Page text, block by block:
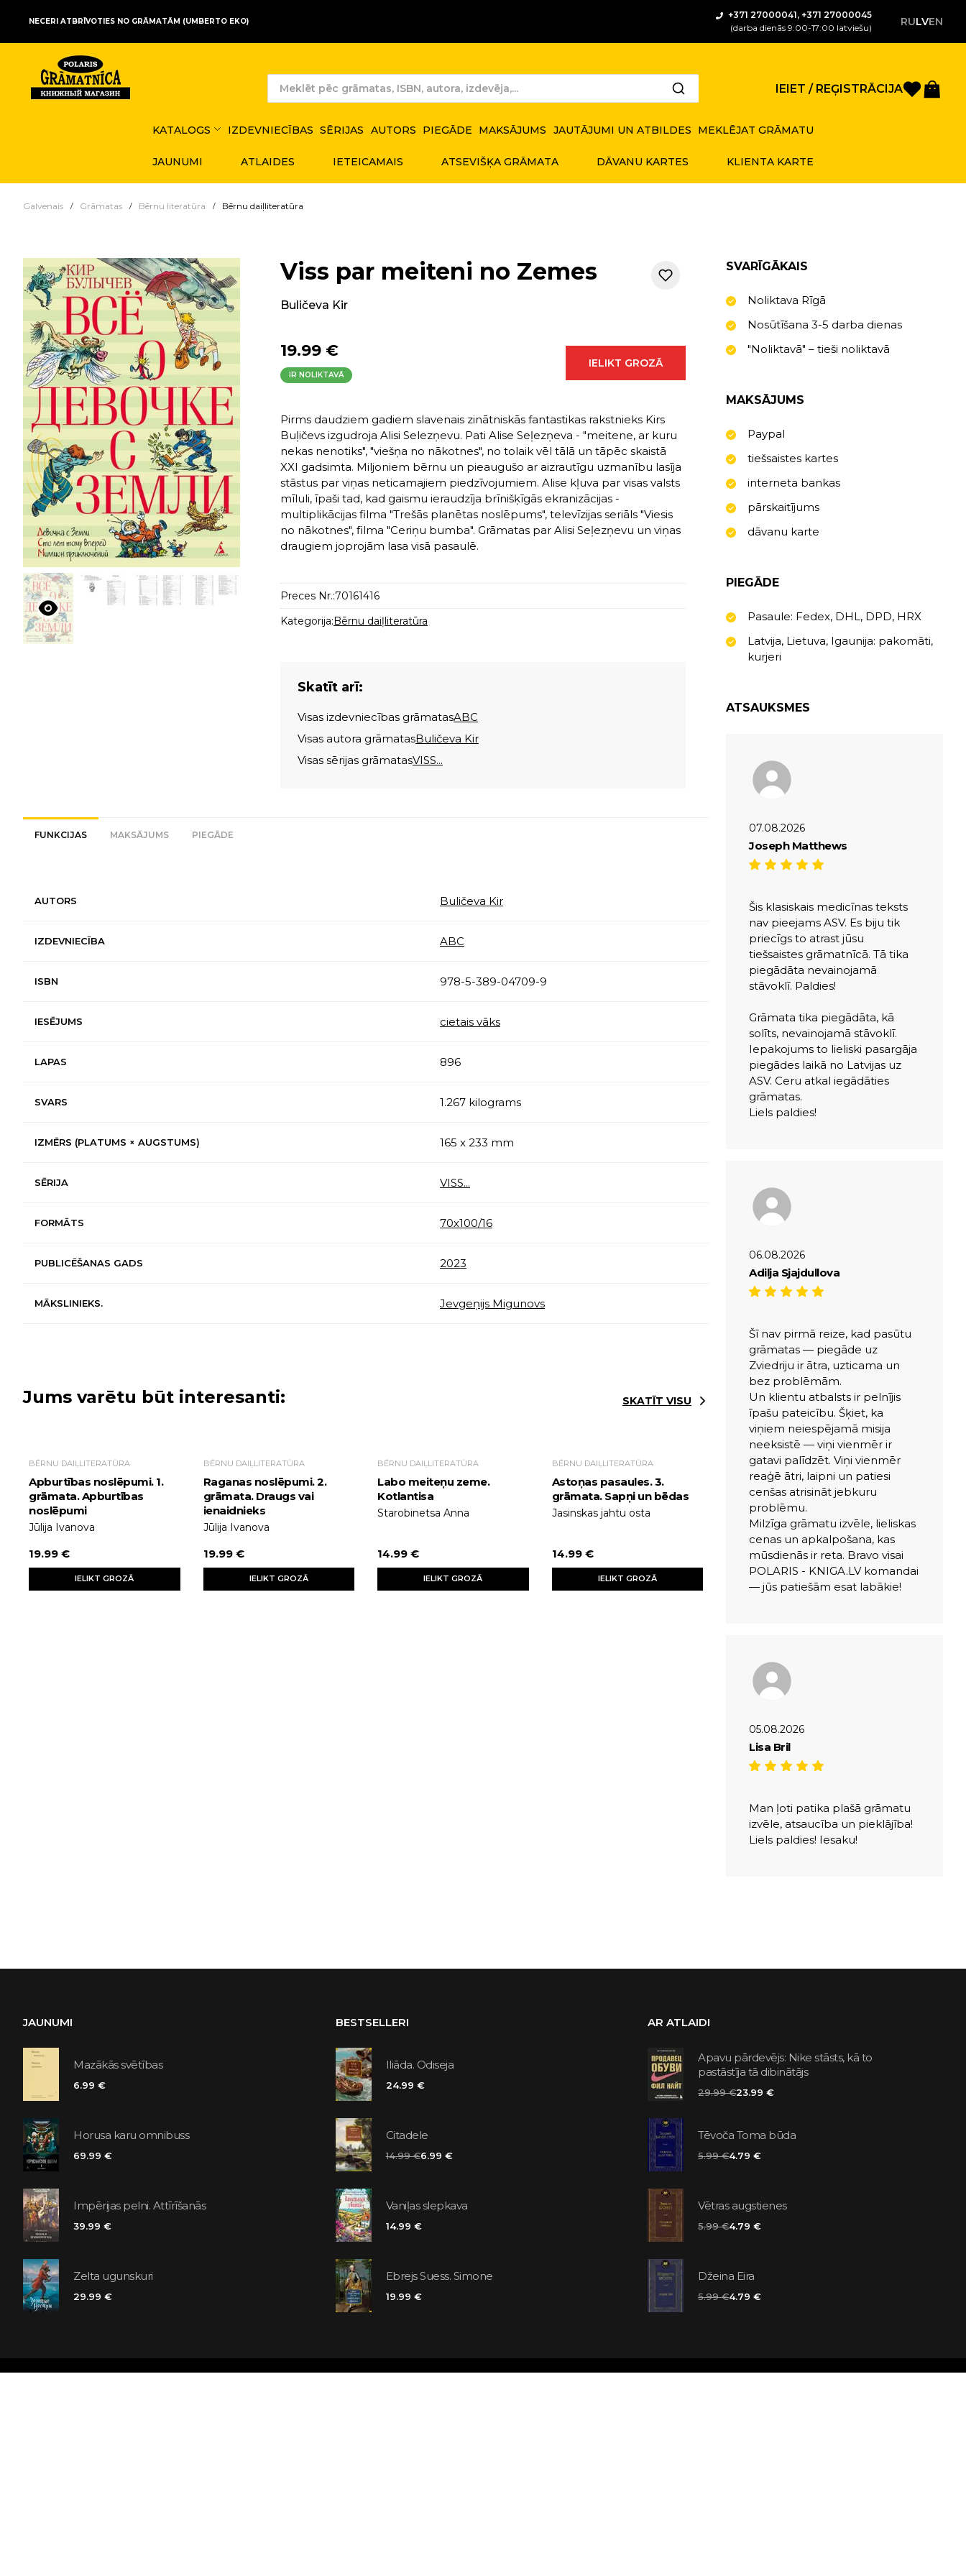
NECERI ATBRĪVOTIES NO GRĀMATĀM (UMBERTO EKO)
+371 27000041, +371 27000045
(darba dienās 9:00-17:00 latviešu)
RULVEN
IEIET / REĢISTRĀCIJA
KATALOGS IZDEVNIECĪBAS SĒRIJAS AUTORS PIEGĀDE MAKSĀJUMS JAUTĀJUMI UN ATBILDES MEKLĒJAT GRĀMATU
JAUNUMI ATLAIDES IETEICAMAIS ATSEVIŠĶA GRĀMATA DĀVANU KARTES KLIENTA KARTE
Galvenais Grāmatas Bērnu literatūra Bērnu daiļliteratūra
Viss par meiteni no Zemes
Buličeva Kir
19.99 €
IR NOLIKTAVĀ
IELIKT GROZĀ
Pirms daudziem gadiem slavenais zinātniskās fantastikas rakstnieks Kirs
Buļičevs izgudroja Alisi Selezņevu. Pati Alise Seļezņeva - "meitene, ar kuru
nekas nenotiks", "viešņa no nākotnes", no tolaik vēl tālā un tāpēc skaistā
XXI gadsimta. Miljoniem bērnu un pieaugušo ar aizrautīgu uzmanību lasīja
stāstus par viņas neticamajiem piedzīvojumiem. Alise kļuva par visas valsts
mīluli, īpaši tad, kad gaismu ieraudzīja brīnišķīgās ekranizācijas -
multiplikācijas filma "Trešās planētas noslēpums", televīzijas seriāls "Viesis
no nākotnes", filma "Ceriņu bumba". Grāmatas par Alisi Seļezņevu un viņas
draugiem joprojām lasa visā pasaulē.
Preces Nr.:70161416
Kategorija:Bērnu daiļliteratūra
Skatīt arī:
Visas izdevniecības grāmatasABC
Visas autora grāmatasBuličeva Kir
Visas sērijas grāmatasVISS...
FUNKCIJAS MAKSĀJUMS PIEGĀDE
AUTORS Buličeva Kir
IZDEVNIECĪBA ABC
ISBN 978-5-389-04709-9
IESĒJUMS cietais vāks
LAPAS 896
SVARS 1.267 kilograms
IZMĒRS (PLATUMS × AUGSTUMS) 165 x 233 mm
SĒRIJA VISS...
FORMĀTS 70х100/16
PUBLICĒŠANAS GADS 2023
MĀKSLINIEKS. Jevgeņijs Migunovs
Jums varētu būt interesanti: SKATĪT VISU
BĒRNU DAIĻLITERATŪRA
Apburtības noslēpumi. 1.
grāmata. Apburtības
noslēpumi
Jūlija Ivanova
19.99 €
IELIKT GROZĀ
BĒRNU DAIĻLITERATŪRA
Raganas noslēpumi. 2.
grāmata. Draugs vai
ienaidnieks
Jūlija Ivanova
19.99 €
IELIKT GROZĀ
BĒRNU DAIĻLITERATŪRA
Labo meiteņu zeme.
Kotlantisa
Starobinetsa Anna
14.99 €
IELIKT GROZĀ
BĒRNU DAIĻLITERATŪRA
Astoņas pasaules. 3.
grāmata. Sapņi un bēdas
Jasinskas jahtu osta
14.99 €
IELIKT GROZĀ
SVARĪGĀKAIS
Noliktava Rīgā
Nosūtīšana 3-5 darba dienas
"Noliktavā" – tieši noliktavā
MAKSĀJUMS
Paypal
tiešsaistes kartes
interneta bankas
pārskaitījums
dāvanu karte
PIEGĀDE
Pasaule: Fedex, DHL, DPD, HRX
Latvija, Lietuva, Igaunija: pakomāti,
kurjeri
ATSAUKSMES
07.08.2026
Joseph Matthews
Šis klasiskais medicīnas teksts
nav pieejams ASV. Es biju tik
priecīgs to atrast jūsu
tiešsaistes grāmatnīcā. Tā tika
piegādāta nevainojamā
stāvoklī. Paldies!
Grāmata tika piegādāta, kā
solīts, nevainojamā stāvoklī.
Iepakojums to lieliski pasargāja
piegādes laikā no Latvijas uz
ASV. Ceru atkal iegādāties
grāmatas.
Liels paldies!
06.08.2026
Adilja Sjajdullova
Šī nav pirmā reize, kad pasūtu
grāmatas — piegāde uz
Zviedriju ir ātra, uzticama un
bez problēmām.
Un klientu atbalsts ir pelnījis
īpašu pateicību. Šķiet, ka
viņiem neiespējamā misija
neeksistē — viņi vienmēr ir
gatavi palīdzēt. Viņi vienmēr
reaģē ātri, laipni un patiesi
cenšas atrisināt jebkuru
problēmu.
Milzīga grāmatu izvēle, lieliskas
cenas un apkalpošana, kas
mūsdienās ir reta. Bravo visai
POLARIS - KNIGA.LV komandai
— jūs patiešām esat labākie!
05.08.2026
Lisa Bril
Man ļoti patika plašā grāmatu
izvēle, atsaucība un pieklājība!
Liels paldies! Iesaku!
JAUNUMI
Mazākās svētības
6.99 €
Horusa karu omnibuss
69.99 €
Impērijas pelni. Attīrīšanās
39.99 €
Zelta ugunskuri
29.99 €
BESTSELLERI
Iliāda. Odiseja
24.99 €
Citadele
14.99 €6.99 €
Vaniļas slepkava
14.99 €
Ebrejs Suess. Simone
19.99 €
AR ATLAIDI
Apavu pārdevējs: Nike stāsts, kā to
pastāstīja tā dibinātājs
29.99 €23.99 €
Tēvoča Toma būda
5.99 €4.79 €
Vētras augstienes
5.99 €4.79 €
Džeina Eira
5.99 €4.79 €